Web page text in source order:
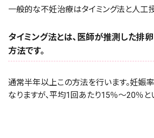
一般的な不妊治療はタイミング法と人工
タイミング法とは、医師が推測した排
方法です。
通常半年以上この方法を行います。妊娠
なりますが、平均1回あたり15％～20％と